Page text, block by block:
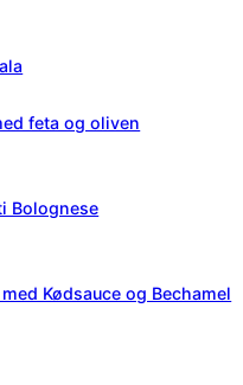
feta og oliven
Bolognese
Kødsauce og Bechamel